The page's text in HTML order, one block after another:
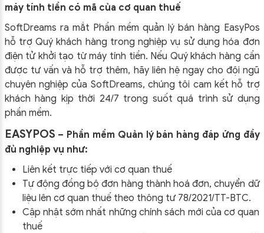
máy tính tiền có mã của cơ quan thuế
SoftDreams ra mắt Phần mềm quản lý bán hàng EasyPos
hỗ trợ Quý khách hàng trong nghiệp vụ sử dụnghóa đơn
điện tử khởi tạo từ máy tính tiền. Nếu Quý khách hàng cần
được tư vấn và hỗ trợ thêm, hãy liên hệ ngay cho đội ngũ
chuyên nghiệp của SoftDreams, chúng tôi cam kết hỗ trợ
khách hàng kịp thời 24/7 trong suốt quá trình sử dụng
phần mềm.
EASYPOS – Phần mềm Quản lý bán hàng đáp ứng đầy
đủ nghiệp vụ như:
Liên kết trực tiếp với cơ quan thuế
Tự động đồng bộ đơn hàng thành hoá đơn, chuyển dữ
liệu lên cơ quan thuế theo thông tư 78/2021/TT-BTC.
Cập nhật sớm nhất những chính sách mới của cơ quan
thuế